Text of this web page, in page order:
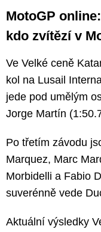
MotoGP
kdo zvítězí v
Ve Velké ceně
kol na Lusail
jede pod umělým
Jorge Martín
Po třetím závodu
Marquez, Marc
Morbidelli a Fabio
suverénně vede
Aktuální výsledky